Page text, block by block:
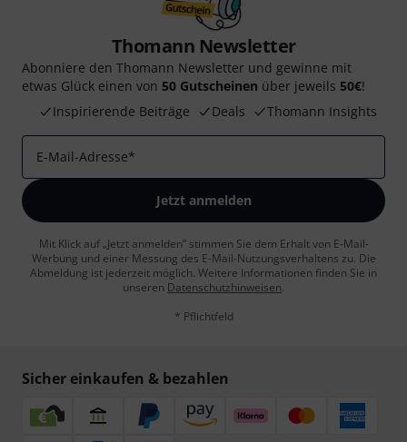
Thomann Newsletter
Abonniere den Thomann Newsletter und gewinne mit
etwas Glück einen von 50 Gutscheinen über jeweils 50€!
Inspirierende Beiträge
Deals Thomann Insights
E-Mail-Adresse*
Jetzt anmelden
Mit Klick auf „Jetzt anmelden“ stimmen Sie dem Erhalt von E-Mail-
Werbung und einer Messung des E-Mail-Nutzungsverhaltens zu. Die
Abmeldung ist jederzeit möglich. Weitere Informationen finden Sie in
unseren Datenschutzhinweisen.
* Pflichtfeld
Sicher einkaufen & bezahlen